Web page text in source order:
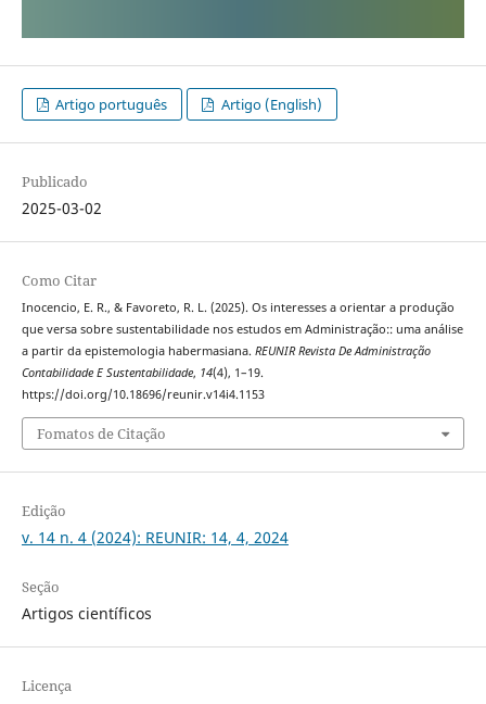
Artigo português Artigo (English)
Publicado
2025-03-02
Como Citar
Inocencio, E. R., & Favoreto, R. L. (2025). Os interesses a orientar a produção
que versa sobre sustentabilidade nos estudos em Administração:: uma análise
a partir da epistemologia habermasiana. REUNIR Revista De Administração
Contabilidade E Sustentabilidade, 14(4), 1–19.
https://doi.org/10.18696/reunir.v14i4.1153
Fomatos de Citação
Edição
v. 14 n. 4 (2024): REUNIR: 14, 4, 2024
Seção
Artigos científicos
Licença